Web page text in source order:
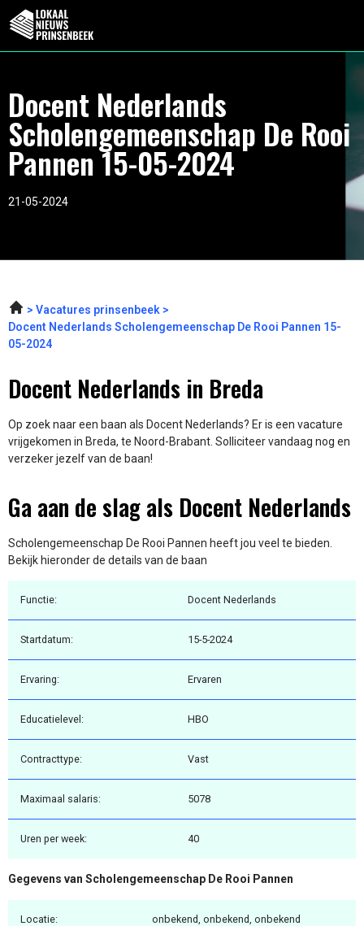
Docent Nederlands
Scholengemeenschap De Rooi
Pannen 15-05-2024
21-05-2024
Vacatures prinsenbeek
Docent Nederlands Scholengemeenschap De Rooi Pannen 15-
05-2024
Docent Nederlands in Breda
Op zoek naar een baan als Docent Nederlands? Er is een vacature
vrijgekomen in Breda, te Noord-Brabant. Solliciteer vandaag nog en
verzeker jezelf van de baan!
Ga aan de slag als Docent Nederlands
Scholengemeenschap De Rooi Pannen heeft jou veel te bieden.
Bekijk hieronder de details van de baan
Functie: Docent Nederlands
Startdatum: 15-5-2024
Ervaring: Ervaren
Educatielevel: HBO
Contracttype: Vast
Maximaal salaris: 5078
Uren per week: 40
Gegevens van Scholengemeenschap De Rooi Pannen
Locatie: onbekend, onbekend, onbekend